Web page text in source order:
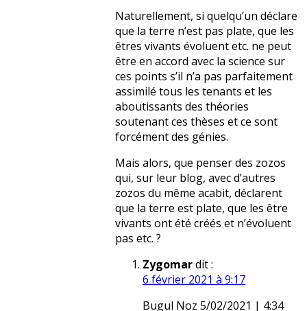
Naturellement, si quelqu’un déclare
que la terre n’est pas plate, que les
êtres vivants évoluent etc. ne peut
être en accord avec la science sur
ces points s’il n’a pas parfaitement
assimilé tous les tenants et les
aboutissants des théories
soutenant ces thèses et ce sont
forcément des génies.
Mais alors, que penser des zozos
qui, sur leur blog, avec d’autres
zozos du même acabit, déclarent
que la terre est plate, que les être
vivants ont été créés et n’évoluent
pas etc. ?
Zygomardit :
6 février 2021 à 9:17
Bugul Noz 5/02/2021 | 4:34